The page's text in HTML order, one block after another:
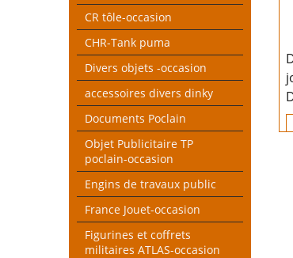
CR tôle-occasion
CHR-Tank puma
Divers objets -occasion
accessoires divers dinky
Documents Poclain
Objet Publicitaire TP
poclain-occasion
Engins de travaux public
France Jouet-occasion
Figurines et coffrets
militaires ATLAS-occasion